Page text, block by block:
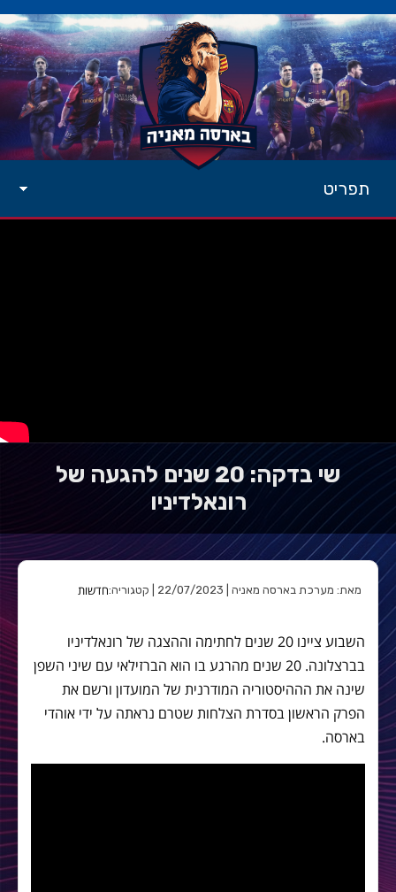
תפריט
שי בדקה: 20 שנים להגעה של
רונאלדיניו
מאת: מערכת בארסה מאניה | 22/07/2023 | קטגוריה: חדשות
השבוע ציינו 20 שנים לחתימה וההצגה של רונאלדיניו
בברצלונה. 20 שנים מהרגע בו הוא הברזילאי עם שיני השפן
שינה את הההיסטוריה המודרנית של המועדון ורשם את
הפרק הראשון בסדרת הצלחות שטרם נראתה על ידי אוהדי
בארסה.